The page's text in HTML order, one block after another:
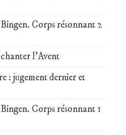
Corps résonnant 2
l’Avent
: jugement dernier et
Corps résonnant 1